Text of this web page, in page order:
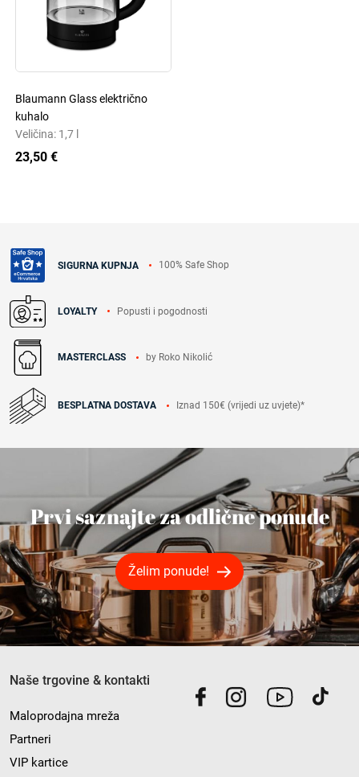
Blaumann Glass električno
kuhalo
Veličina: 1,7 l
23,50 €
SIGURNA KUPNJA 100% Safe Shop
LOYALTY Popusti i pogodnosti
MASTERCLASS by Roko Nikolić
BESPLATNA DOSTAVA Iznad 150€ (vrijedi uz uvjete)*
Prvi saznajte za odlične ponude
Želim ponude!
Naše trgovine & kontakti
Maloprodajna mreža
Partneri
VIP kartice